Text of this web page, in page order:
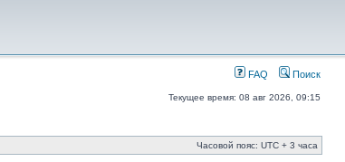
FAQ Поиск
Текущее время: 08 авг 2026, 09:15
Часовой пояс: UTC + 3 часа